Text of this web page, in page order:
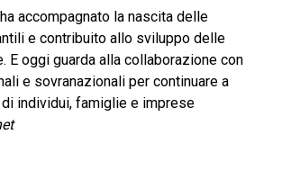
accompagnato la nascita delle
e contribuito allo sviluppo delle
E oggi guarda alla collaborazione con
e sovranazionali per continuare a
individui, famiglie e imprese